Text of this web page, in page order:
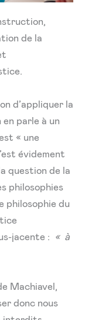
de la
d’appliquer la
parle à un
« une
évidement
question de la
philosophies
philosophie du
jacente : « à
Machiavel,
donc nous